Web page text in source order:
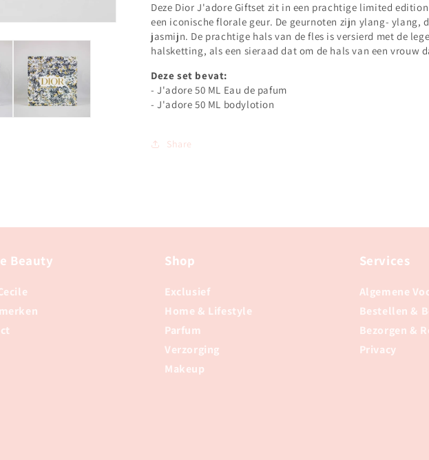
Bodylotion
Limited
edition
Bodylotion
-
Limited
edition
Deze Dior J'adore Giftset zit in een prachtige limited
een iconische florale geur. De geurnoten zijn ylang- ylang,
jasmijn. De prachtige hals van de fles is versierd met de
halsketting, als een sieraad dat om de hals van een vrouw
Deze set bevat:
- J'adore 50 ML Eau de pafum
- J'adore 50 ML bodylotion
Share
Beauty Shop
Exclusief
Home & Lifestyle
Parfum
Verzorging
Makeup
Services
Algemene
Bestellen &
Bezorgen &
Privacy